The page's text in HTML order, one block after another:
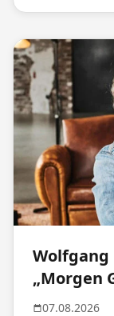
Wolfgang
„Morgen
07.08.2026